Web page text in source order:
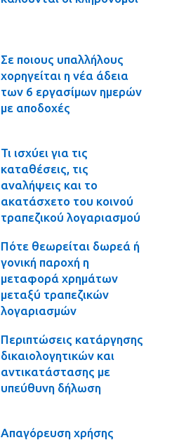
Σε ποιους υπαλλήλους
χορηγείται η νέα άδεια
των 6 εργασίμων ημερών
με αποδοχές
Τι ισχύει για τις
καταθέσεις, τις
αναλήψεις και το
ακατάσχετο του κοινού
τραπεζικού λογαριασμού
Πότε θεωρείται δωρεά ή
γονική παροχή η
μεταφορά χρημάτων
μεταξύ τραπεζικών
λογαριασμών
Περιπτώσεις κατάργησης
δικαιολογητικών και
αντικατάστασης με
υπεύθυνη δήλωση
Απαγόρευση χρήσης